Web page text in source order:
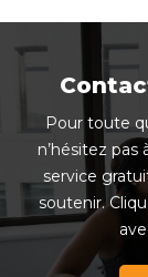
Pour toute
n’hésitez pas
service
soutenir.